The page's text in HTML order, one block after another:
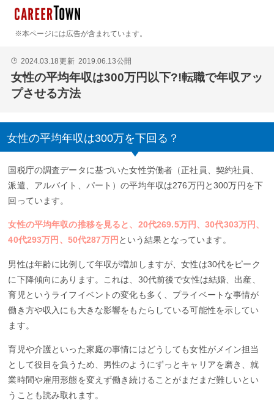
※本ページには広告が含まれています。
🕒 2024.03.18更新 2019.06.13公開
女性の平均年収は300万円以下?!転職で年収アッ
プさせる方法
女性の平均年収は300万を下回る？
国税庁の調査データに基づいた女性労働者（正社員、契約社員、
派遣、アルバイト、パート）の平均年収は276万円と300万円を下
回っています。
女性の平均年収の推移を見ると、20代269.5万円、30代303万円、
40代293万円、50代287万円 という結果となっています。
男性は年齢に比例して年収が増加しますが、女性は30代をピーク
に下降傾向にあります。これは、30代前後で女性は結婚、出産、
育児というライフイベントの変化も多く、プライベートな事情が
働き方や収入にも大きな影響をもたらしている可能性を示してい
ます。
育児や介護といった家庭の事情にはどうしても女性がメイン担当
として役目を負うため、男性のようにずっとキャリアを磨き、就
業時間や雇用形態を変えず働き続けることがまだまだ難しいとい
うことも読み取れます。